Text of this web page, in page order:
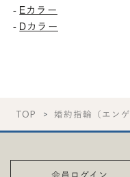
- Eカラー
- Dカラー
TOP 婚約指輪（エン